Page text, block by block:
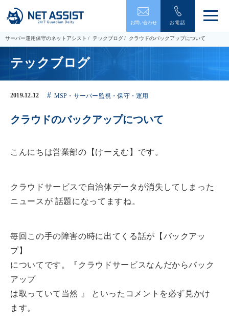
お問い合わせ お電話
メ
ー
サーバー運用保守のネットアシスト テックブログ クラウドのバックアップについて
テックブログ
2019.12.12 MSP・サーバー監視・保守・運用
クラウドのバックアップについて
こんにちは営業部の【けーえむ】です。
クラウドサービスで自治体データが消失してしまった
ニュースが 話題になってますね。
毎回この手の障害の時に出てくる話が【バックアッ
プ】
についてです。『クラウドサービスなんだからバック
アップ
は取っていて当然 』 といったコメントを必ず見かけ
ます。